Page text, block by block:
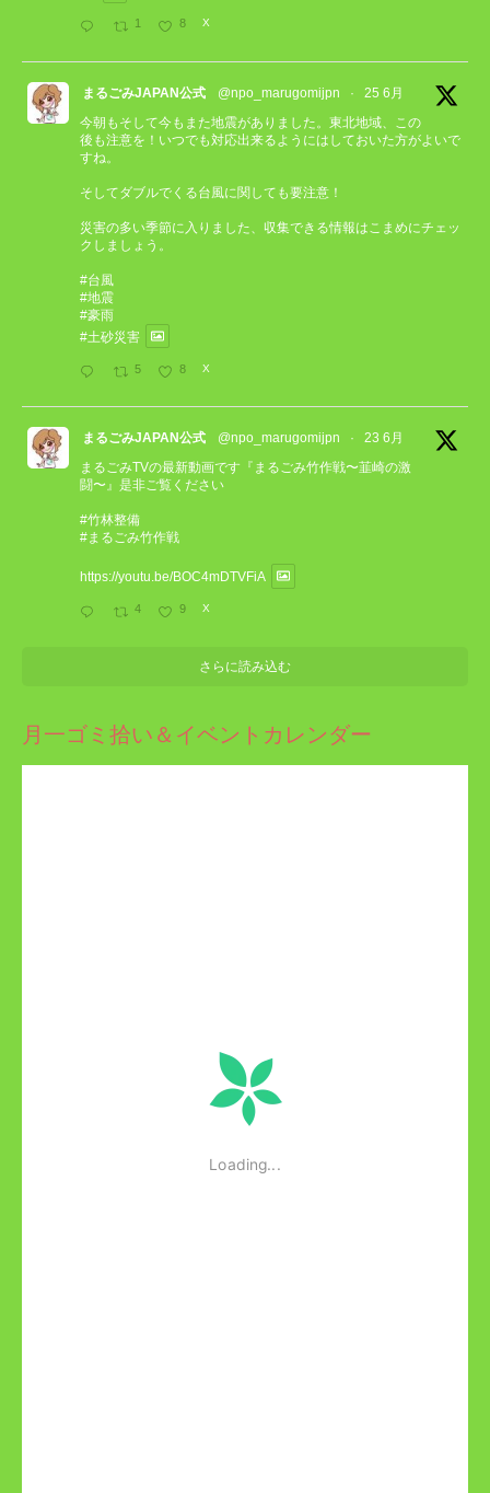
1 8 X
まるごみJAPAN公式 @npo_marugomijpn ·
25 6月
今朝もそして今もまた地震がありました。東北地域、この
後も注意を！いつでも対応出来るようにはしておいた方がよいで
すね。
そしてダブルでくる台風に関しても要注意！
災害の多い季節に入りました、収集できる情報はこまめにチェッ
クしましょう。
#台風
#地震
#豪雨
#土砂災害
5 8 X
まるごみJAPAN公式 @npo_marugomijpn ·
23 6月
まるごみTVの最新動画です『まるごみ竹作戦〜韮崎の激
闘〜』是非ご覧ください
#竹林整備
#まるごみ竹作戦
https://youtu.be/BOC4mDTVFiA
4 9 X
さらに読み込む
月一ゴミ拾い＆イベントカレンダー